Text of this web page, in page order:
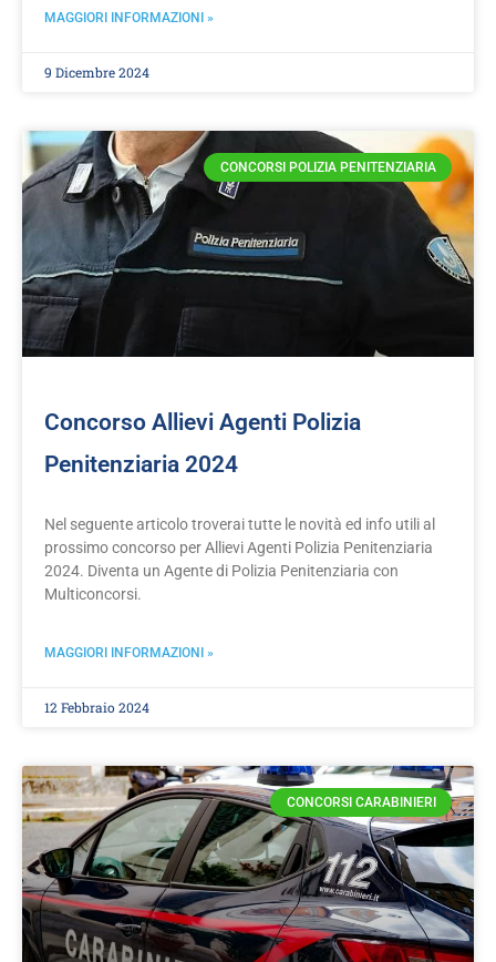
MAGGIORI INFORMAZIONI »
9 Dicembre 2024
CONCORSI POLIZIA PENITENZIARIA
Concorso Allievi Agenti Polizia
Penitenziaria 2024
Nel seguente articolo troverai tutte le novità ed info utili al
prossimo concorso per Allievi Agenti Polizia Penitenziaria
2024. Diventa un Agente di Polizia Penitenziaria con
Multiconcorsi.
MAGGIORI INFORMAZIONI »
12 Febbraio 2024
CONCORSI CARABINIERI